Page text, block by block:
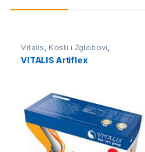
Vitalis, Kosti i Zglobovi,
Rekreacija i Sport
VITALIS Artiflex